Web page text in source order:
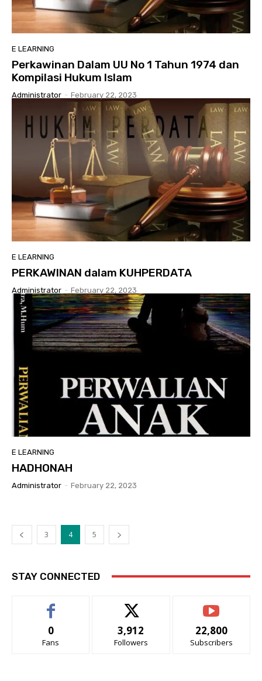
E LEARNING
Perkawinan Dalam UU No 1 Tahun 1974 dan
Kompilasi Hukum Islam
Administrator - February 22, 2023
E LEARNING
PERKAWINAN dalam KUHPERDATA
Administrator - February 22, 2023
E LEARNING
HADHONAH
Administrator - February 22, 2023
3 4 5
STAY CONNECTED
0
Fans
3,912
Followers
22,800
Subscribers